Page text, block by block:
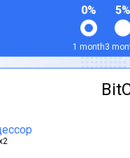
0%
1 month
5%
3